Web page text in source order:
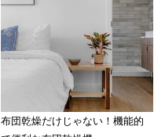
布団乾燥だけじゃない！機能的